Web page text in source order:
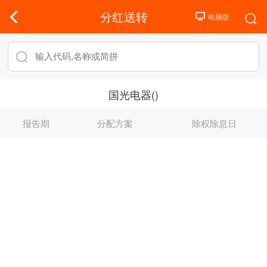
分红送转
国光电器()
报告期 分配方案 除权除息日